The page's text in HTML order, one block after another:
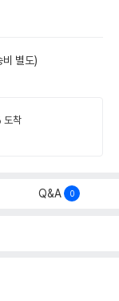
별도)
도착
Q&A 0